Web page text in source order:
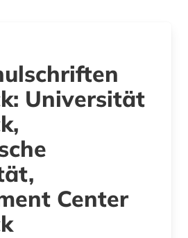
Universität
Center